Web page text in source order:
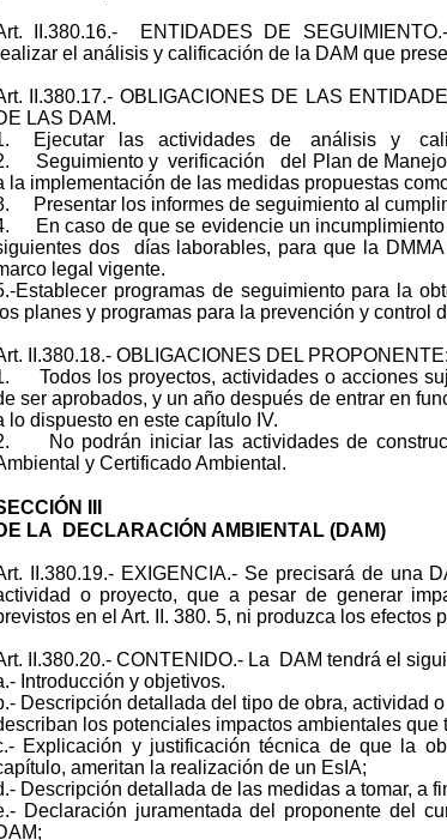
II.380.16.- ENTIDADES DE
el análisis y calificación de la DAM que
II.380.17.- OBLIGACIONES DE LAS
LAS DAM.
Ejecutar las actividades de análisis y
Seguimiento y verificación del Plan de Manejo
la implementación de las medidas propuestas
Presentar los informes de seguimiento al
En caso de que se evidencie un
dos días laborables, para que la
legal vigente.
Establecer programas de seguimiento para la
los planes y programas para la prevención y control
II.380.18.- OBLIGACIONES DEL PROPONENTE:
Todos los proyectos, actividades o acciones
ser aprobados, y un año después de entrar en
lo dispuesto en este capítulo IV.
No podrán iniciar las actividades de
y Certificado Ambiental.
III
LA DECLARACIÓN AMBIENTAL (DAM)
II.380.19.- EXIGENCIA.- Se precisará de una
o proyecto, que a pesar de generar
en el Art. II. 380. 5, ni produzca los efectos
II.380.20.- CONTENIDO.- La DAM tendrá el
Introducción y objetivos.
Descripción detallada del tipo de obra, actividad
los potenciales impactos ambientales que
Explicación y justificación técnica de que la
ameritan la realización de un EsIA;
Descripción detallada de las medidas a tomar, a
Declaración juramentada del proponente del